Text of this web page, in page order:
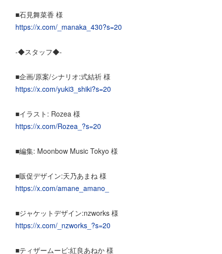
■石見舞菜香 様
https://x.com/_manaka_430?s=20
-◆スタッフ◆-
■企画/原案/シナリオ:式結祈 様
https://x.com/yuki3_shiki?s=20
■イラスト: Rozea 様
https://x.com/Rozea_?s=20
■編集: Moonbow Music Tokyo 様
■販促デザイン:天乃あまね 様
https://x.com/amane_amano_
■ジャケットデザイン:nzworks 様
https://x.com/_nzworks_?s=20
■ティザームービ:紅良あねか 様